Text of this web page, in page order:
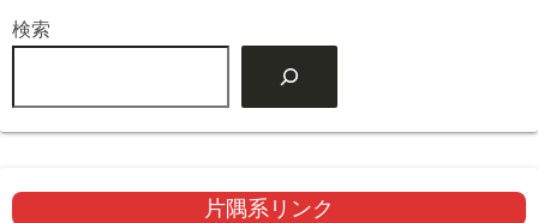
検索
片隅系リンク